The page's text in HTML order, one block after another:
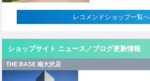
レコメンドショップ一覧へ
ショップサイト ニュース／ブログ更新情報
THE BASE 南大沢店